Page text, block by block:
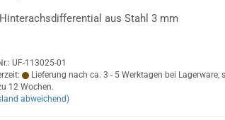
aus Stahl 3 mm
UF-113025-01
Lieferung nach ca. 3 - 5 Werktagen bei Lagerware,
12 Wochen.
abweichend)